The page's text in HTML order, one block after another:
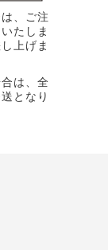
、ご注
たしま
上げま
は、全
となり